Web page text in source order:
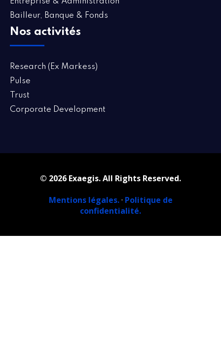
Bailleur, Banque & Fonds
Nos activités
Research (Ex Markess)
Pulse
Trust
Corporate Development
© 2026 Exaegis. All Rights Reserved.
Mentions légales.· Politique de
confidentialité.